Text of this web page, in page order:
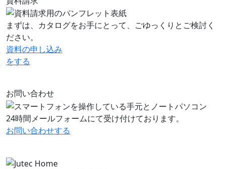
まずは、カタログをお手にとって、ごゆっくりとご検討く
ださい。
資料の申し込み
をする
お問い合わせ
24時間メールフォームにて受け付けております。
お問い合わせする